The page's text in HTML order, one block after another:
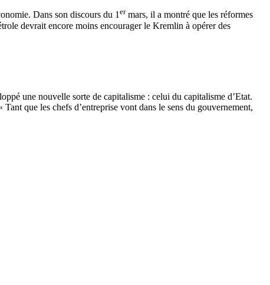
Dans son discours du 1ermars, il a montré que les réformes
devrait encore moins encourager le Kremlin à opérer des
une nouvelle sorte de capitalisme : celui du capitalisme d’Etat.
que les chefs d’entreprise vont dans le sens du gouvernement,